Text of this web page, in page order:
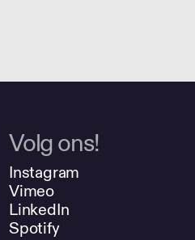
Volg ons!
Instagram
Vimeo
LinkedIn
Spotify